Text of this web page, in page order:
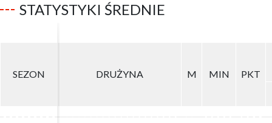
STATYSTYKI ŚREDNIE
SEZON DRUŻYNA M MIN PKT
SEZON DRUŻYNA M MIN PKT